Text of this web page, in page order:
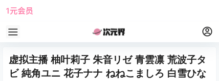
1元会员
虚拟主播 柚叶莉子 朱音リゼ 青雲凛 荒波子タ
ビ 純角ユニ 花子ナナ ねねこましろ 白雪ひな